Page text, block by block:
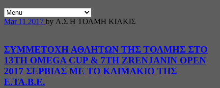
Mar 11 2017 by Α.Σ Η ΤΟΛΜΗ ΚΙΛΚΙΣ
ΣΥΜΜΕΤΟΧΗ ΑΘΛΗΤΩΝ ΤΗΣ ΤΟΛΜΗΣ ΣΤΟ
13TH OMEGA CUP & 7TH ZRENJANIN OPEN
2017 ΣΕΡΒΙΑΣ ΜΕ ΤΟ ΚΛΙΜΑΚΙΟ ΤΗΣ
Ε.ΤΑ.Β.Ε.